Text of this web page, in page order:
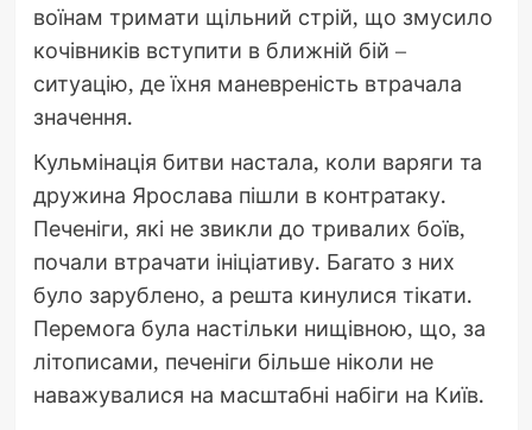
воїнам тримати щільний стрій, що змусило
кочівників вступити в ближній бій –
ситуацію, де їхня маневреність втрачала
значення.
Кульмінація битви настала, коли варяги та
дружина Ярослава пішли в контратаку.
Печеніги, які не звикли до тривалих боїв,
почали втрачати ініціативу. Багато з них
було зарублено, а решта кинулися тікати.
Перемога була настільки нищівною, що, за
літописами, печеніги більше ніколи не
наважувалися на масштабні набіги на Київ.